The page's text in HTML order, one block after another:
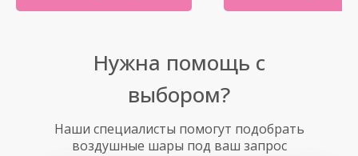
Наши специалисты помогут подобрать
воздушные шары под ваш запрос
Нужна помощь с
выбором?